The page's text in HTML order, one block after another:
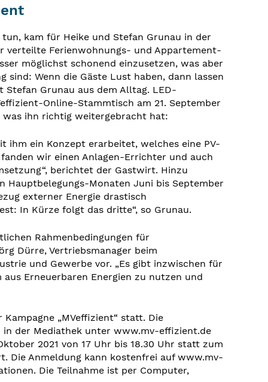
kam für Heike und Stefan Grunau in der
verteilte Ferienwohnungs- und Appartement-
möglichst schonend einzusetzen, was aber
Wenn die Gäste Lust haben, dann lassen
Stefan Grunau aus dem Alltag. LED-
Online-Stammtisch am 21. September
was ihn richtig weitergebracht hat:
ihm ein Konzept erarbeitet, welches eine PV-
wir einen Anlagen-Errichter und auch
berichtet der Gastwirt. Hinzu
Hauptbelegungs-Monaten Juni bis September
externer Energie drastisch
In Kürze folgt das dritte“, so Grunau.
Rahmenbedingungen für
Dürre, Vertriebsmanager beim
und Gewerbe vor. „Es gibt inzwischen für
Erneuerbaren Energien zu nutzen und
„MVeffizient“ statt. Die
der Mediathek unter www.mv-effizient.de
2021 von 17 Uhr bis 18.30 Uhr statt zum
Die Anmeldung kann kostenfrei auf www.mv-
Die Teilnahme ist per Computer,